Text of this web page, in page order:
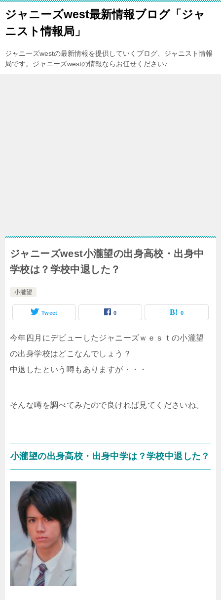
ジャニーズwest最新情報ブログ「ジャ
ニスト情報局」
ジャニーズwestの最新情報を提供していくブログ、ジャニスト情報
局です。ジャニーズwestの情報ならお任せください♪
ジャニーズwest小瀧望の出身高校・出身中
学校は？学校中退した？
小瀧望
Tweet 0 0
今年四月にデビューしたジャニーズｗｅｓｔの小瀧望
の出身学校はどこなんでしょう？
中退したという噂もありますが・・・
そんな噂を調べてみたので良ければ見てくださいね。
小瀧望の出身高校・出身中学は？学校中退した？